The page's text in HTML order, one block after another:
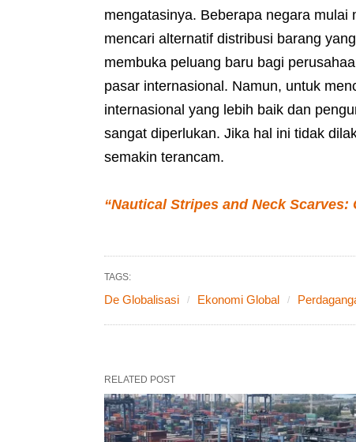
mengatasinya. Beberapa negara
mencari alternatif distribusi barang
membuka peluang baru bagi
pasar internasional. Namun, untuk
internasional yang lebih baik dan
sangat diperlukan. Jika hal ini tidak
semakin terancam.
“Nautical Stripes and Neck Scarves:
TAGS:
De Globalisasi Ekonomi Global
RELATED POST